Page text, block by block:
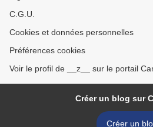
C.G.U.
Cookies et données personnelles
Préférences cookies
Voir le profil de __z__ sur le portail
Créer un blog sur
Créer un